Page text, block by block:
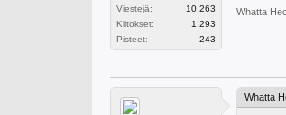
Viestejä:
10,263
Kiitokset:
1,293
Pisteet:
243
Whatta
Whatta